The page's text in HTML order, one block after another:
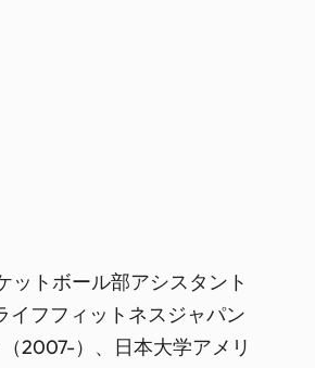
ットボール部アシスタント
フフィットネスジャパン
2007-）、日本大学アメリ